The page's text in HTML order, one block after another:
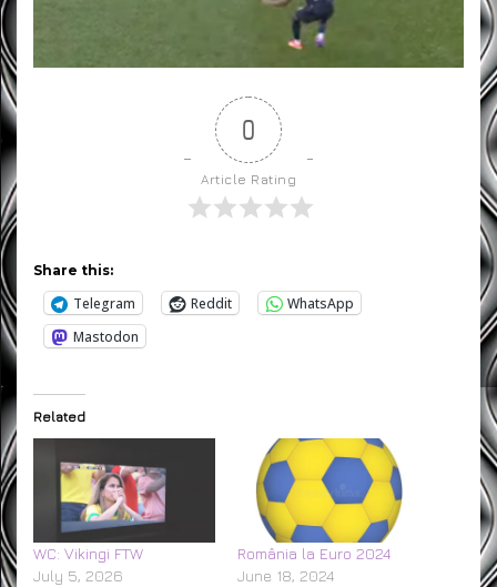
0
Article Rating
Share this:
Telegram Reddit
WhatsApp
Mastodon
Related
WC: Vikingi FTW
July 5, 2026
România la Euro 2024
June 18, 2024